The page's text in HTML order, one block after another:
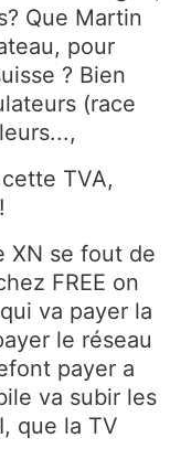
Que Martin
pour
? Bien
(race
TVA,
XN se fout de
FREE on
va payer la
le réseau
payer a
va subir les
que la TV